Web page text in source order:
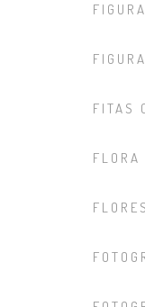
FITAS
FLORA
FLORES